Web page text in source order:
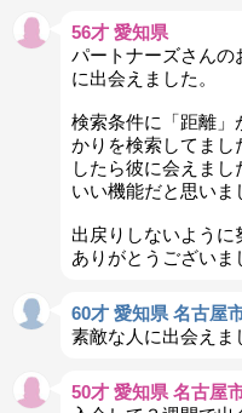
56才 愛知県
パートナーズさんの
に出会えました。
検索条件に「距離」
かりを検索してまし
したら彼に会えまし
いい機能だと思いま
出戻りしないように
ありがとうございま
60才 愛知県 名古屋
素敵な人に出会えま
50才 愛知県 名古屋